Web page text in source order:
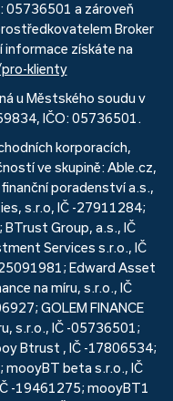
05736501 a zároveň
Broker
informace získáte na
klienty
u Městského soudu v
IČO: 05736501.
korporacích,
ve skupině: Able.cz,
poradenství a.s.,
s.r.o, IČ -27911284;
Group, a.s., IČ
Services s.r.o., IČ
Edward Asset
na míru, s.r.o., IČ
GOLEM FINANCE
s.r.o., IČ -05736501;
Btrust , IČ -17806534;
beta s.r.o., IČ
-19461275; mooyBT1